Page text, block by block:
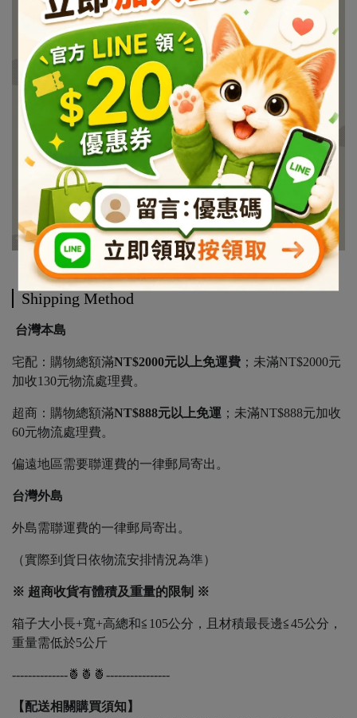
Shipping Method
台灣本島
宅配：購物總額滿NT$2000元以上免運費 ；未滿NT$2000元
加收130元物流處理費。
超商：購物總額滿NT$888元以上免運 ；未滿NT$888元加收
60元物流處理費。
偏遠地區需要聯運費的一律郵局寄出。
台灣外島
外島需聯運費的一律郵局寄出。
（實際到貨日依物流安排情況為準）
※ 超商收貨有體積及重量的限制 ※
箱子大小長+寬+高總和≦105公分，且材積最長邊≦45公分，
重量需低於5公斤
--------------🍍🍍🍍----------------
【配送相關購買須知】